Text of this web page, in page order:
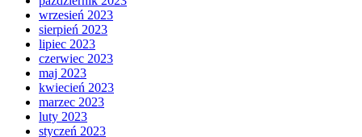
wrzesień 2023
sierpień 2023
lipiec 2023
czerwiec 2023
maj 2023
kwiecień 2023
marzec 2023
luty 2023
styczeń 2023